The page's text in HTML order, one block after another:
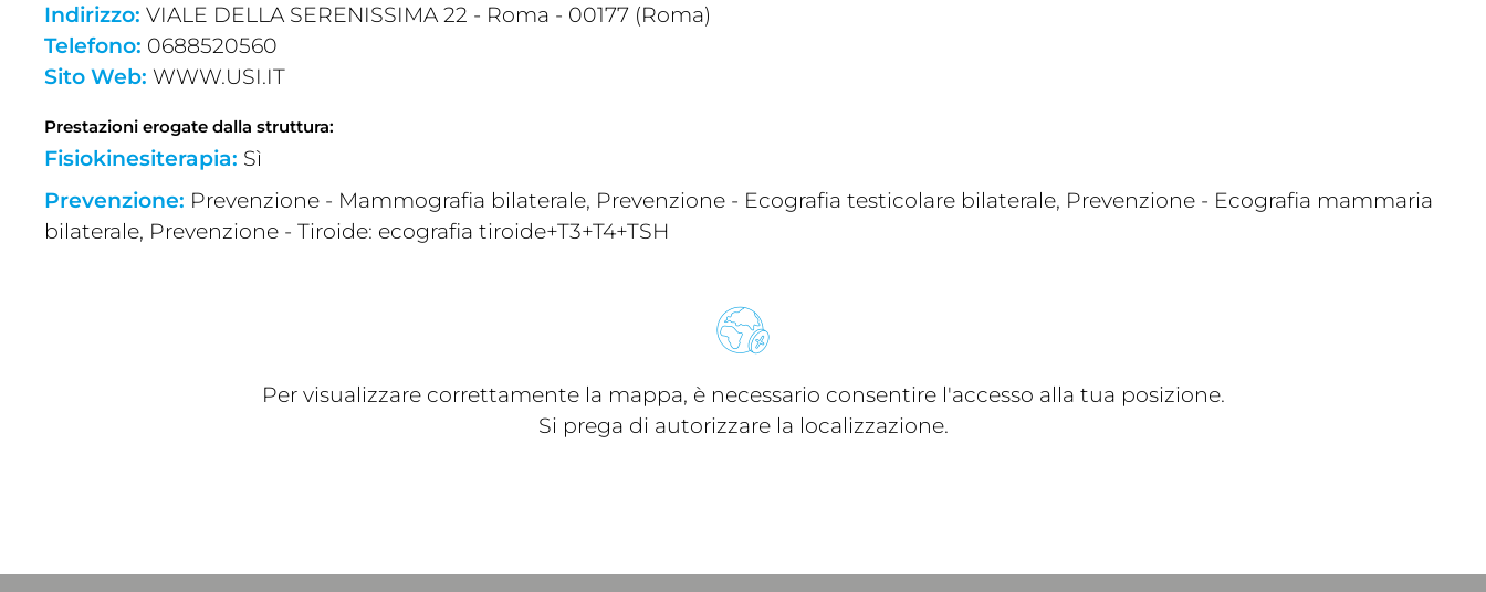
Indirizzo: VIALE DELLA SERENISSIMA 22 - Roma - 00177 (Roma)
Telefono: 0688520560
Sito Web: WWW.USI.IT
Prestazioni erogate dalla struttura:
Fisiokinesiterapia: Sì
Prevenzione: Prevenzione - Mammografia bilaterale, Prevenzione - Ecografia testicolare bilaterale, Prevenzione - Ecografia mammaria
bilaterale, Prevenzione - Tiroide: ecografia tiroide+T3+T4+TSH
Per visualizzare correttamente la mappa, è necessario consentire l'accesso alla tua posizione.
Si prega di autorizzare la localizzazione.